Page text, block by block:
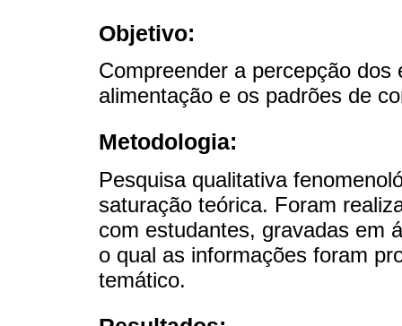
Objetivo:
Compreender a percepção
alimentação e os padrões de
Metodologia:
Pesquisa qualitativa
saturação teórica. Foram
com estudantes, gravadas em
o qual as informações foram
temático.